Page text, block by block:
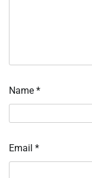
Name *
Email *